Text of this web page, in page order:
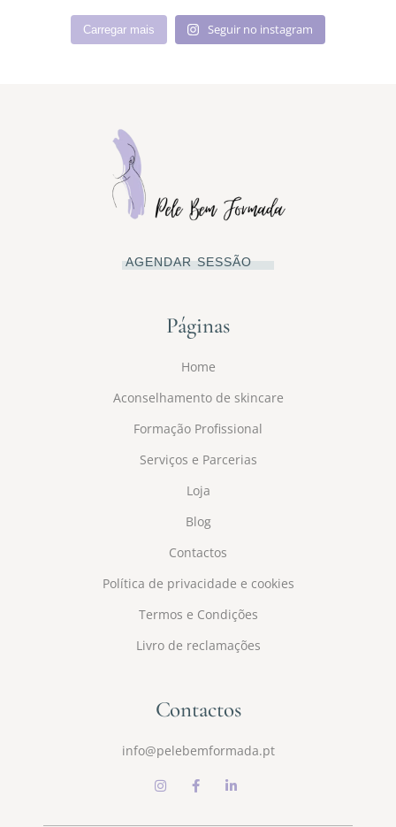
Carregar mais Seguir no instagram
AGENDAR SESSÃO
Páginas
Home
Aconselhamento de skincare
Formação Profissional
Serviços e Parcerias
Loja
Blog
Contactos
Política de privacidade e cookies
Termos e Condições
Livro de reclamações
Contactos
info@pelebemformada.pt